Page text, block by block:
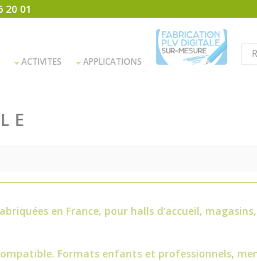
ACTIVITES APPLICATIONS
20 01
en France, pour halls d'accueil,
Formats enfants et professionnels,